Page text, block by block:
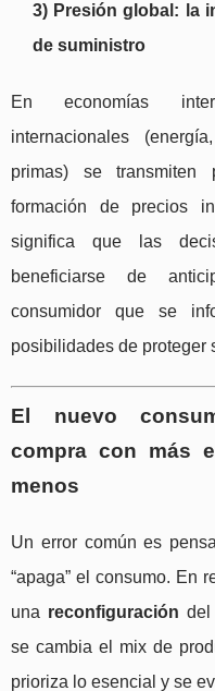
3) Presión global: la
de suministro
En economías
internacionales
primas) se
formación de precios
significa que las
beneficiarse de
consumidor que se
posibilidades de proteger
El nuevo
compra con más
menos
Un error común es
“apaga” el consumo. En
una reconfiguración del
se cambia el mix de
prioriza lo esencial y se